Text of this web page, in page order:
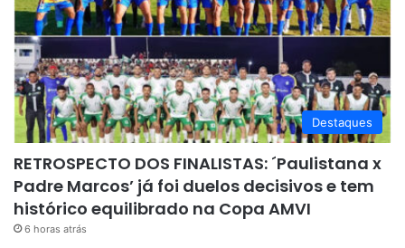
Destaques
RETROSPECTO DOS FINALISTAS: ´Paulistana x
Padre Marcos’ já foi duelos decisivos e tem
histórico equilibrado na Copa AMVI
6 horas atrás